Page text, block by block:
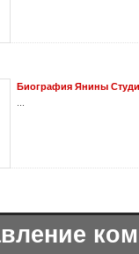
Биография Янины